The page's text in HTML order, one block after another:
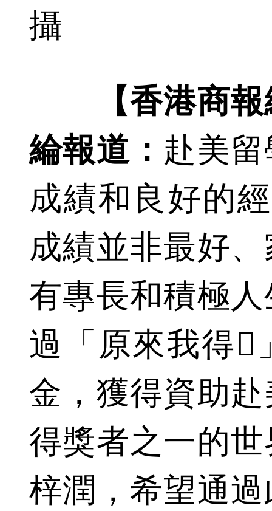
攝
【香港商
綸報道： 赴美
成績和良好的
成績並非最好
有專長和積極
過「原來我得
金，獲得資助
得獎者之一的
梓潤，希望通